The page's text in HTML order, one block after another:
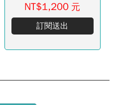
NT$1,200 元
訂閱送出